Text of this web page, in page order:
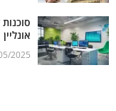
אונליין
2025